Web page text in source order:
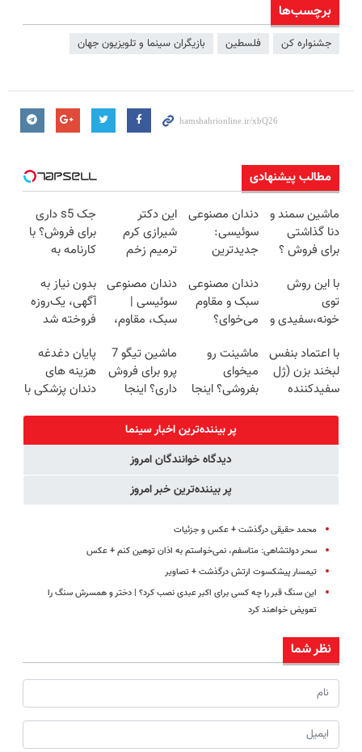
برچسب‌ها
جشنواره کن فلسطین بازیگران سینما و تلویزیون جهان
مطالب پیشنهادی
ماشین سمند و
دنا گذاشتی
برای فروش ؟
راحت بفروش
دندان مصنوعی
سوئیسی:
جدیدترین
سبک و مقاوم |
پرداخت قسطی
این دکتر
شیرازی کرم
ترمیم زخم
ساخت!!!
جک s5 داری
برای فروش؟ با
کارنامه به
بفروش!
با این روش
توی
خونه،سفیدی و
برگردون
(40%off)
دندان مصنوعی
سبک و مقاوم
می‌خوای؟
اقساطی هم
داریم!😍 | 📍
تهران
دندان مصنوعی
سوئیسی |
سبک، مقاوم،
رایگان+پرداخت
اقساطی😍
بدون نیاز به
آگهی، یک‌روزه
فروخته شد
با اعتماد بنفس
لبخند بزن (ژل
سفیدکننده
ماشینت رو
میخوای
بفروشی؟ اینجا
میفروشه
ماشین تیگو 7
پرو برای فروش
داری؟ اینجا
پایان دغدغه
هزینه های
دندان پزشکی با
پر بیننده‌ترین اخبار سینما
دیدگاه خوانندگان امروز
پر بیننده‌ترین خبر امروز
محمد حقیقی درگذشت + عکس و جزئیات
سحر دولتشاهی: متاسفم، نمی‌خواستم به اذان توهین کنم +‌ عکس
تیمسار پیشکسوت ارتش درگذشت + تصاویر
این سنگ قبر را چه کسی برای اکبر عبدی نصب کرد؟ | دختر و همسرش سنگ را
تعویض خواهند کرد
نظر شما